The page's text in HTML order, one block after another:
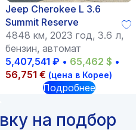
Jeep Cherokee L 3.6
Summit Reserve
4848 км, 2023 год, 3.6 л,
бензин, автомат
5,407,541 ₽ • 65,462 $ •
56,751 € (цена в Корее)
Подробнее
на подбор